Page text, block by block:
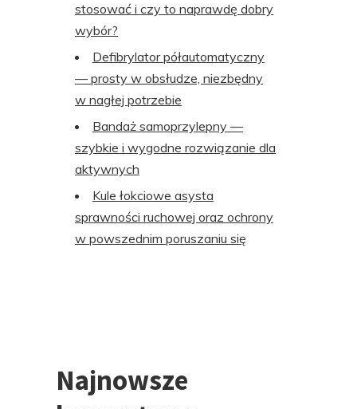
stosować i czy to naprawdę dobry
wybór?
Defibrylator półautomatyczny
— prosty w obsłudze, niezbędny
w nagłej potrzebie
Bandaż samoprzylepny —
szybkie i wygodne rozwiązanie dla
aktywnych
Kule łokciowe asysta
sprawności ruchowej oraz ochrony
w powszednim poruszaniu się
Najnowsze